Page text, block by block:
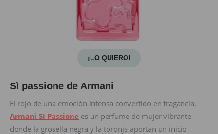
¡LO QUIERO!
Sì passione de Armani
El rojo de una emoción intensa convertido en fragancia.
Armani Sì Passione es un perfume de mujer vibrante
donde la grosella negra y la toronja aportan un inicio